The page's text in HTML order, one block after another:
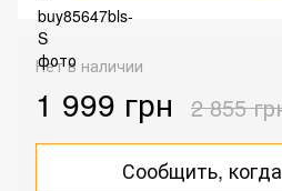
Нет в наличии
1 999 грн 2 855
Сообщить,